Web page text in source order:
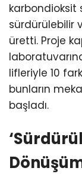
karbondioksit
sürdürülebilir
üretti. Proje
lifleriyle 10
bunların
başladı.